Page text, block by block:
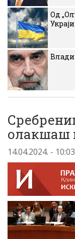
Од
олакшаш
14.04.2024. - 10:03